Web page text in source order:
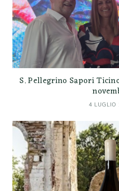
S. Pellegrino Sapori
4 LUGLIO